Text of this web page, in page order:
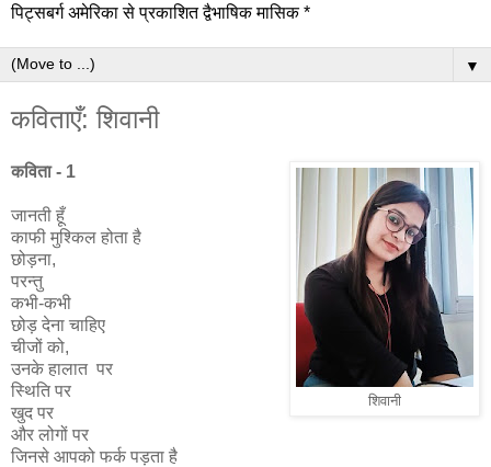
पिट्सबर्ग अमेरिका से प्रकाशित द्वैभाषिक मासिक *
▼
कविताएँ: शिवानी
शिवानी
कविता - 1
जानती हूँ
काफी मुश्किल होता है
छोड़ना,
परन्तु
कभी-कभी
छोड़ देना चाहिए
चीजों को,
उनके हालात पर
स्थिति पर
खुद पर
और लोगों पर
जिनसे आपको फर्क पड़ता है